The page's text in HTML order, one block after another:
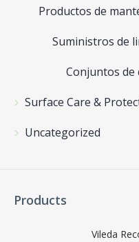
Productos de
Suministros de
Conjuntos de
Surface Care &
Uncategorized
Products
Vileda